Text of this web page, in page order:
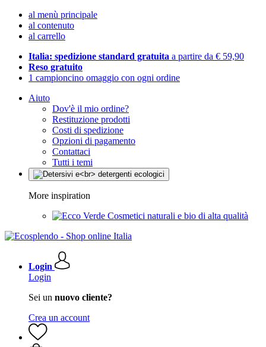
al menù principale
al contenuto
al carrello
Italia: spedizione standard gratuita a partire da € 59,90
Reso gratuito
1 campioncino omaggio con ogni ordine
Aiuto
Dov'è il mio ordine?
Restituzione prodotti
Costi di spedizione
Opzioni di pagamento
Contattaci
Tutti i temi
More inspiration
Cosmetici naturali e bio di alta qualità
Login
Login
Sei un nuovo cliente?
Crea un account